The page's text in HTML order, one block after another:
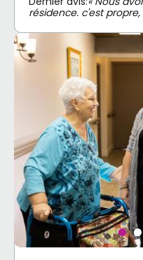
résidence. c'est propre,